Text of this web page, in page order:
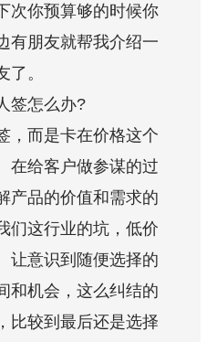
次你预算够的时候你
有朋友就帮我介绍一
。
签怎么办?
，而是卡在价格这个
在给客户做参谋的过
产品的价值和需求的
们这行业的坑，低价
让意识到随便选择的
和机会，这么纠结的
比较到最后还是选择